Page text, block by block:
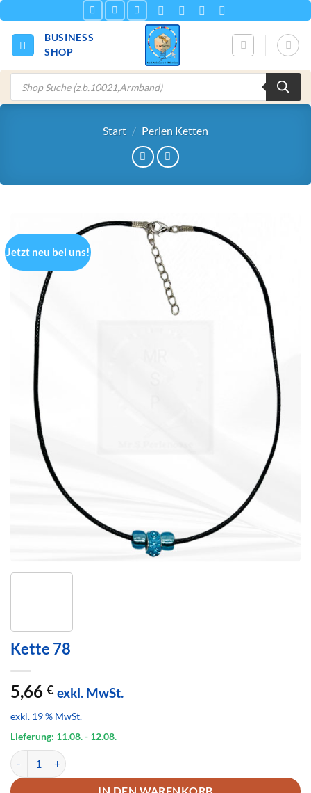
Inhalt
springen
BUSINESS
SHOP
Products
search
Start / Perlen Ketten
Jetzt neu bei uns!
Kette 78
5,66 € exkl. MwSt.
exkl. 19 % MwSt.
Lieferung: 11.08.- 12.08.
Kette 78 Menge